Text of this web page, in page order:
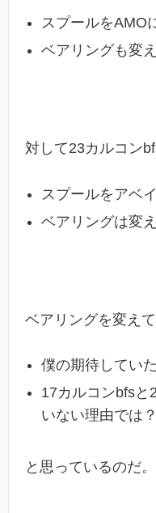
スプールをAMO
ベアリングも変
対して23カルコン
スプールをアベ
ベアリングは変
ベアリングを変え
僕の期待してい
17カルコンbfsと
いない理由では？
と思っているのだ。